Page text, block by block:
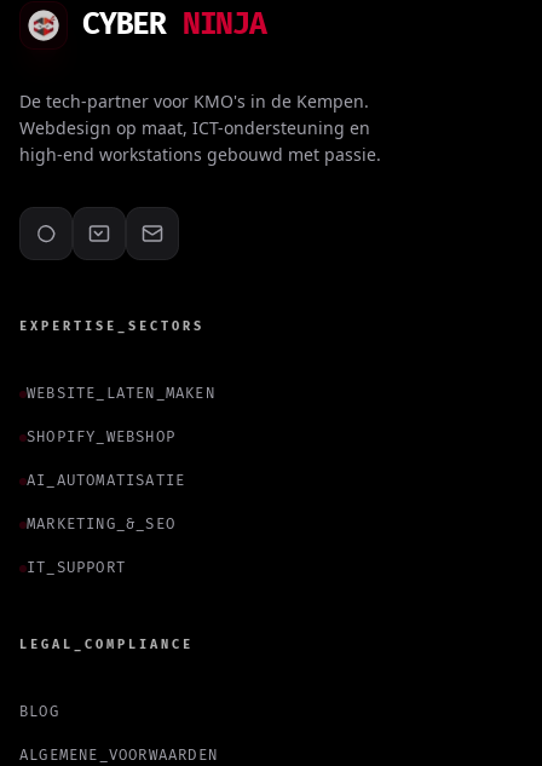
CYBER NINJA
De tech-partner voor KMO's in de Kempen.
Webdesign op maat, ICT-ondersteuning en
high-end workstations gebouwd met passie.
EXPERTISE_SECTORS
WEBSITE_LATEN_MAKEN
SHOPIFY_WEBSHOP
AI_AUTOMATISATIE
MARKETING_&_SEO
IT_SUPPORT
LEGAL_COMPLIANCE
BLOG
ALGEMENE_VOORWAARDEN